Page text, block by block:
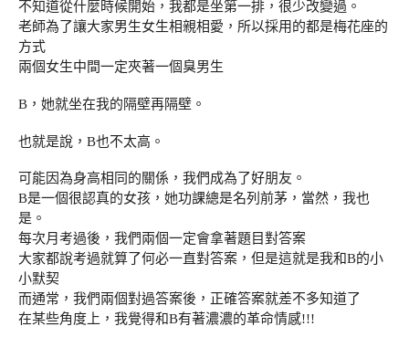
不知道從什麼時候開始，我都是坐第一排，很少改變過。
老師為了讓大家男生女生相親相愛，所以採用的都是梅花座的
方式
兩個女生中間一定夾著一個臭男生
B，她就坐在我的隔壁再隔壁。
也就是說，B也不太高。
可能因為身高相同的關係，我們成為了好朋友。
B是一個很認真的女孩，她功課總是名列前茅，當然，我也
是。
每次月考過後，我們兩個一定會拿著題目對答案
大家都說考過就算了何必一直對答案，但是這就是我和B的小
小默契
而通常，我們兩個對過答案後，正確答案就差不多知道了
在某些角度上，我覺得和B有著濃濃的革命情感!!!